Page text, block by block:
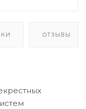
ОТЗЫВЫ